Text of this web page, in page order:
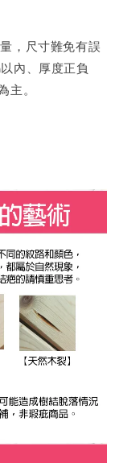
，尺寸難免有誤
內、厚度正負
主。